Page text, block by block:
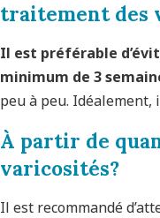
traitement des
Il est préférable
minimum de 3
peu à peu. Idéalement,
À partir de
varicosités?
Il est recommandé